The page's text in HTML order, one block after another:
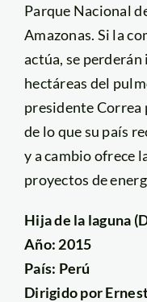
Parque Nacional
Amazonas. Si la
actúa, se
hectáreas del
presidente Correa
de lo que su país
y a cambio ofrece
proyectos de
Hija de la laguna
Año: 2015
País: Perú
Dirigido por